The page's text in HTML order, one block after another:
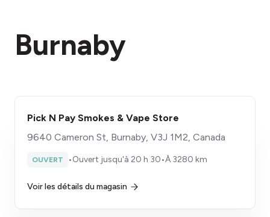
Burnaby
Pick N Pay Smokes & Vape Store
9640 Cameron St, Burnaby, V3J 1M2, Canada
OUVERT •Ouvert jusqu'à 20 h 30•À 3280 km
Voir les détails du magasin